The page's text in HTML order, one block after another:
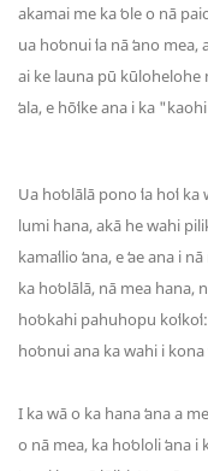
akamai me ka ʻole o nā
ua hoʻonui ʻia nā ʻano
ai ke launa pū kūlohelohe
ʻala, e hōʻike ana i ka
Ua hoʻolālā pono ʻia hoʻi
lumi hana, akā he wahi
kamaʻilio ʻana, e ʻae ana i
ka hoʻolālā, nā mea hana,
hoʻokahi pahuhopu
hoʻonui ana ka wahi i
I ka wā o ka hana ʻana a
o nā mea, ka hoʻololi